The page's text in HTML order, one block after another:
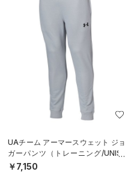
UAチーム アーマースウェット ジョ
ガーパンツ（トレーニング/UNISE
X）
￥7,150